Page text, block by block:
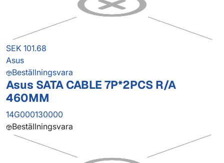
SEK 101.68
Asus
Beställningsvara
Asus SATA CABLE 7P*2PCS R/A
460MM
14G000130000
Beställningsvara